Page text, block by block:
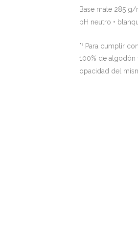
Base mate 285 g/
pH neutro •
*1
Para cumplir
100% de
opacidad del